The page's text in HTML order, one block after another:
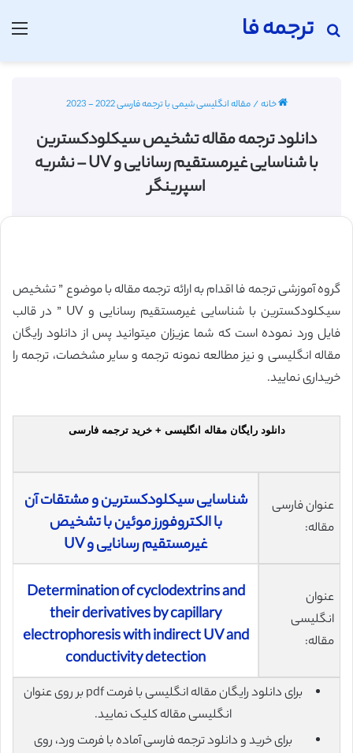
ترجمه فا
جستجو برای
خانه/مقاله انگلیسی شیمی با ترجمه فارسی 2022 - 2023
دانلود ترجمه مقاله تشخیص سیکلودکسترین
با شناسایی غیرمستقیم رسانایی و UV – نشریه
اسپرینگر
گروه آموزشی ترجمه فا اقدام به ارائه ترجمه مقاله با موضوع ” تشخیص
سیکلودکسترین با شناسایی غیرمستقیم رسانایی و UV ” در قالب
فایل ورد نموده است که شما عزیزان میتوانید پس از دانلود رایگان
مقاله انگلیسی و نیز مطالعه نمونه ترجمه و سایر مشخصات، ترجمه را
خریداری نمایید.
دانلود رایگان مقاله انگلیسی + خرید ترجمه فارسی
عنوان فارسی
مقاله:
شناسایی سیکلودکسترین و مشتقات آن
با الکتروفورز موئین با تشخیص
غیرمستقیم رسانایی و UV
عنوان
انگلیسی
مقاله:
Determination of cyclodextrins and
their derivatives by capillary
electrophoresis with indirect UV and
conductivity detection
برای دانلود رایگان مقاله انگلیسی با فرمت pdf بر روی عنوان
انگلیسی مقاله کلیک نمایید.
برای خرید و دانلود ترجمه فارسی آماده با فرمت ورد، روی